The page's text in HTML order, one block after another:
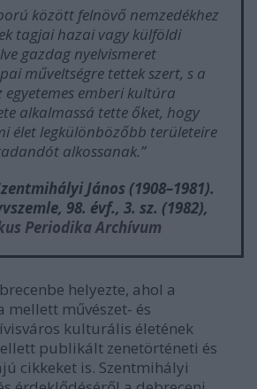
között felnövő nemzedékhez
tagjai hazai vagy külföldi
gazdag nyelvismeret
műveltségre tettek szert, s a
egyetemes emberi kultúra
alkalmassá tette őket, hogy
élet legkülönbözőbb területeire
alkossanak.”
János (1908–1981).
, 98. évf., 3. sz. (1982),
Periodika Archívum
helyezte, ahol a
művészet- és
kulturális életének
publikált zenetörténeti és
cikkeket is. Szentmihályi